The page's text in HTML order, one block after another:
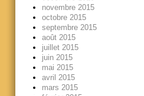
novembre 2015
octobre 2015
septembre 2015
août 2015
juillet 2015
juin 2015
mai 2015
avril 2015
mars 2015